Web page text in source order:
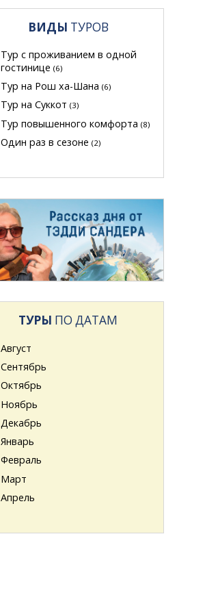
ВИДЫ ТУРОВ
Тур с проживанием в одной
гостинице (6)
Тур на Рош ха-Шана (6)
Тур на Суккот (3)
Тур повышенного комфорта (8)
Один раз в сезоне (2)
ТУРЫ ПО ДАТАМ
Август
Сентябрь
Октябрь
Ноябрь
Декабрь
Январь
Февраль
Март
Апрель